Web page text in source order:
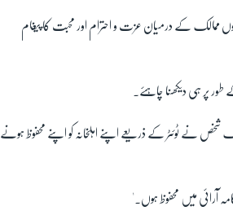
ممالک کے درمیان عزت و احترام اور محبت کا پیغام
پر ہی دیکھنا چاہئے۔
شخص نے ٹوئٹر کے ذریعے اپنے اہلخانہ کو اپنے محفوظ ہونے
آرائی میں محفوظ ہوں۔'